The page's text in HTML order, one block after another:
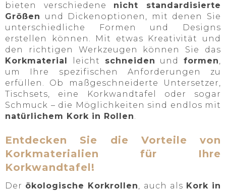
bieten verschiedene nicht standardisierte
Größen
und Dickenoptionen, mit denen Sie
unterschiedliche Formen und Designs
erstellen können. Mit etwas Kreativität und
den richtigen Werkzeugen können Sie das
Korkmaterial
leicht schneiden und formen,
um Ihre spezifischen Anforderungen zu
erfüllen. Ob maßgeschneiderte Untersetzer,
Tischsets, eine Korkwandtafel oder sogar
Schmuck – die Möglichkeiten sind endlos mit
natürlichem Kork in Rollen.
Entdecken Sie die Vorteile von
Korkmaterialien für Ihre
Korkwandtafel!
Der ökologische Korkrollen , auch als Kork in